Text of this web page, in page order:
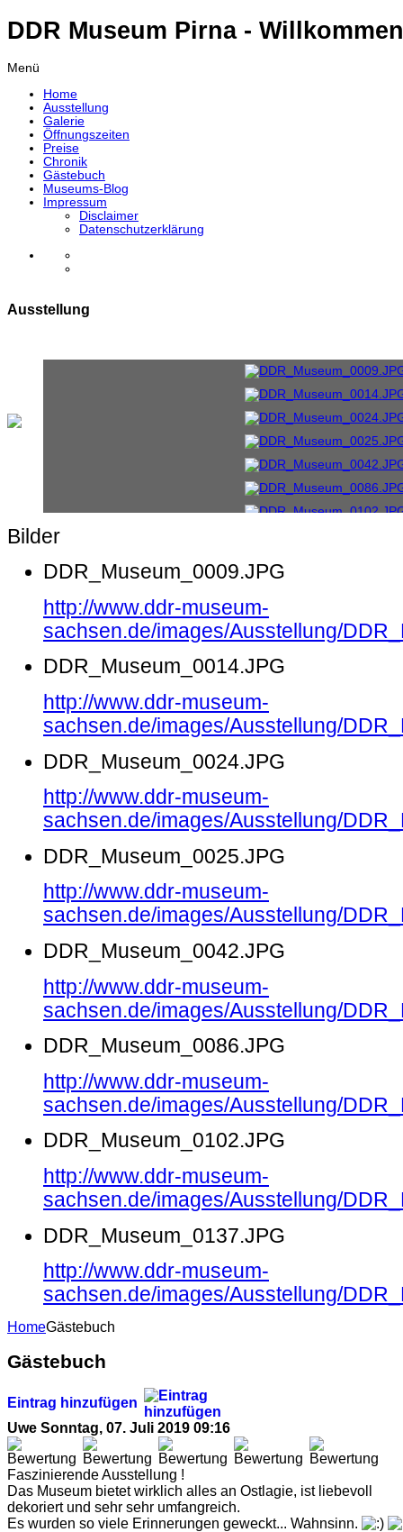
DDR Museum Pirna -
Menü
Home
Ausstellung
Galerie
Öffnungszeiten
Preise
Chronik
Gästebuch
Museums-Blog
Impressum
Disclaimer
Datenschutzerklärung
Ausstellung
Bilder
DDR_Museum_0009.JPG
http://www.ddr-museum-
sachsen.de/images/Ausstellung/
DDR_Museum_0014.JPG
http://www.ddr-museum-
sachsen.de/images/Ausstellung/
DDR_Museum_0024.JPG
http://www.ddr-museum-
sachsen.de/images/Ausstellung/
DDR_Museum_0025.JPG
http://www.ddr-museum-
sachsen.de/images/Ausstellung/
DDR_Museum_0042.JPG
http://www.ddr-museum-
sachsen.de/images/Ausstellung/
DDR_Museum_0086.JPG
http://www.ddr-museum-
sachsen.de/images/Ausstellung/
DDR_Museum_0102.JPG
http://www.ddr-museum-
sachsen.de/images/Ausstellung/
DDR_Museum_0137.JPG
http://www.ddr-museum-
sachsen.de/images/Ausstellung/
HomeGästebuch
Gästebuch
Eintrag hinzufügen
Uwe Sonntag, 07. Juli 2019 09:16
Faszinierende Ausstellung !
Das Museum bietet wirklich alles an Ostlagie, ist liebevoll
dekoriert und sehr sehr umfangreich.
Es wurden so viele Erinnerungen geweckt... Wahnsinn.